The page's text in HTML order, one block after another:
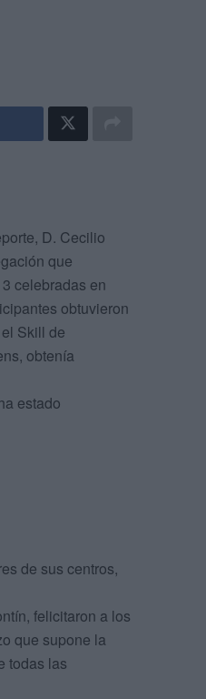
D. Cecilio
que
celebradas en
obtuvieron
Skill de
obtenía
estado
de sus centros,
felicitaron a los
que supone la
todas las